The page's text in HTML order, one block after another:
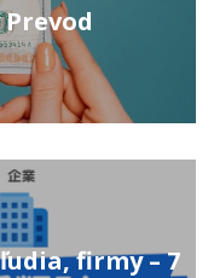
firmy – 7